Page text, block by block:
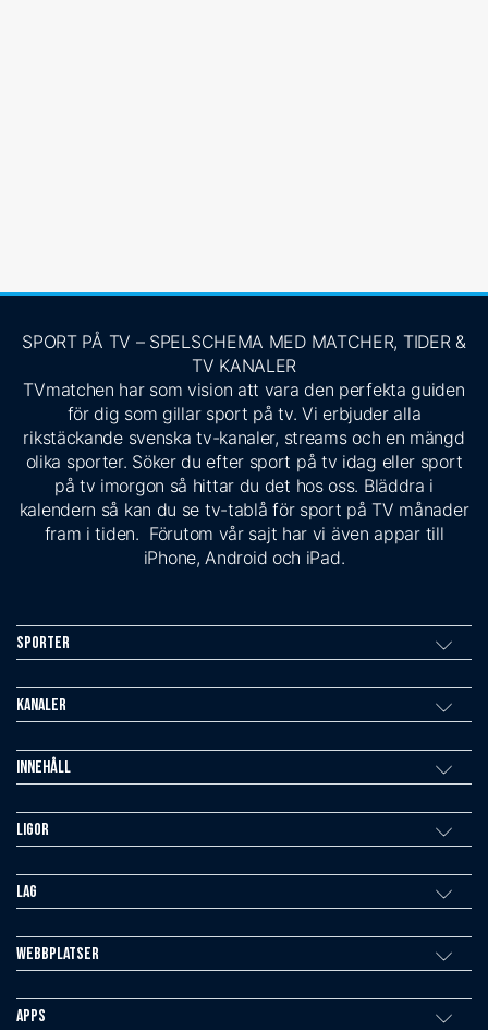
SPORT PÅ TV – SPELSCHEMA MED MATCHER, TIDER &
TV KANALER
TVmatchen har som vision att vara den perfekta guiden
för dig som gillar sport på tv. Vi erbjuder alla
rikstäckande svenska tv-kanaler, streams och en mängd
olika sporter. Söker du efter sport på tv idag eller sport
på tv imorgon så hittar du det hos oss. Bläddra i
kalendern så kan du se tv-tablå för sport på TV månader
fram i tiden. Förutom vår sajt har vi även appar till
iPhone, Android och iPad.
Sporter
Kanaler
Innehåll
Ligor
Lag
Webbplatser
Apps